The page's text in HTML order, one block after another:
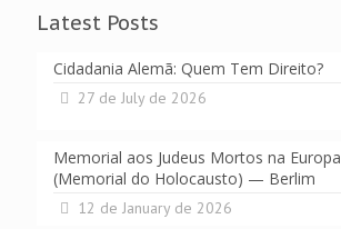
Latest Posts
Cidadania Alemã: Quem Tem Direito?
27 de July de 2026
Memorial aos Judeus Mortos na Europa
(Memorial do Holocausto) — Berlim
12 de January de 2026